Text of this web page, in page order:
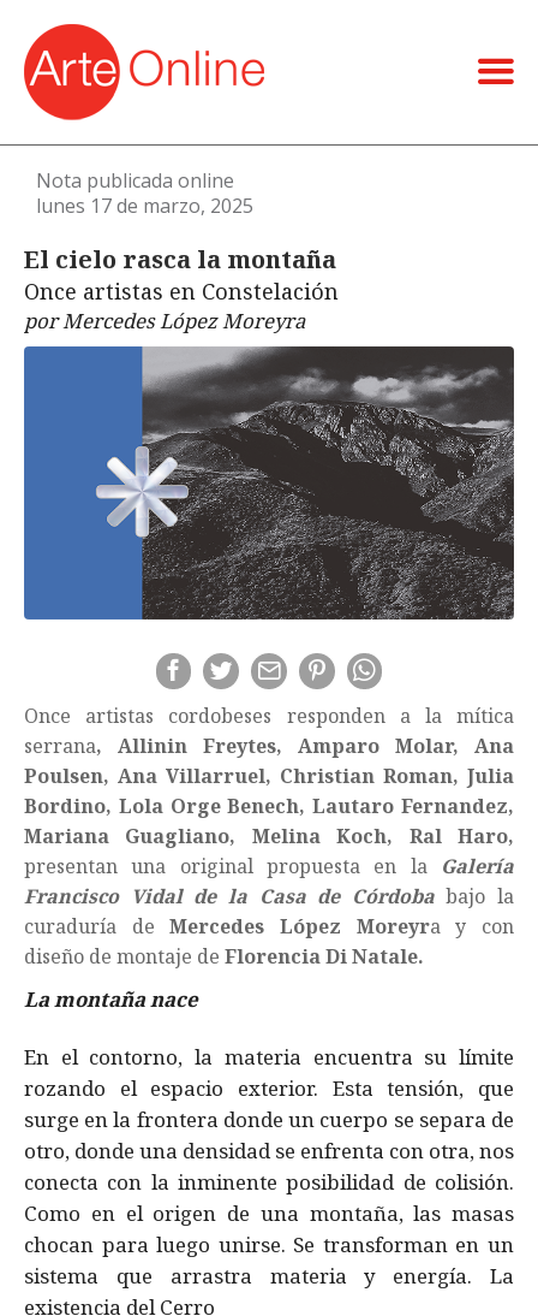
Nota publicada online
lunes 17 de marzo, 2025
El cielo rasca la montaña
Once artistas en Constelación
por Mercedes López Moreyra
Once artistas cordobeses responden a la mítica
serrana, Allinin Freytes, Amparo Molar, Ana
Poulsen, Ana Villarruel, Christian Roman, Julia
Bordino, Lola Orge Benech, Lautaro Fernandez,
Mariana Guagliano, Melina Koch, Ral Haro,
presentan una original propuesta en la Galería
Francisco Vidal de la Casa de Córdobabajo la
curaduría de Mercedes López Moreyra y con
diseño de montaje de Florencia Di Natale.
La montaña nace
En el contorno, la materia encuentra su límite
rozando el espacio exterior. Esta tensión, que
surge en la frontera donde un cuerpo se separa de
otro, donde una densidad se enfrenta con otra, nos
conecta con la inminente posibilidad de colisión.
Como en el origen de una montaña, las masas
chocan para luego unirse. Se transforman en un
sistema que arrastra materia y energía. La
existencia del Cerro